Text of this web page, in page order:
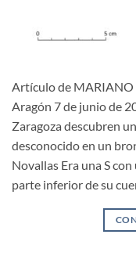
Artículo de MARIANO
Aragón 7 de junio de
Zaragoza descubren
desconocido en un
Novallas Era una S
parte inferior de su